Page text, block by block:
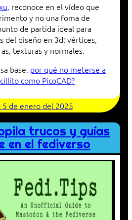
, reconoce en el vídeo que
y no una foma de
de partida ideal para
del diseño en 3d: vértices,
texturas y normales.
base, por qué no meterse a
como PicoCAD?
de enero del 2025
trucos y guías
en el fediverso